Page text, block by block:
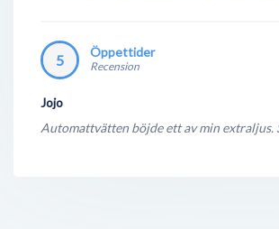
5 Öppettider
Recension
Jojo
Automattvätten böjde ett av min extraljus.